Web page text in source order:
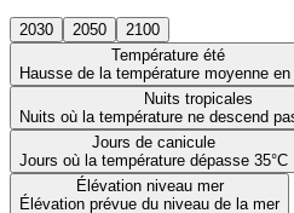
2030 2050
2100
Température été
Hausse de la température moyenne
Nuits tropicales
Nuits où la température ne descend
Jours de canicule
Jours où la température dépasse 35°C
Élévation niveau mer
Élévation prévue du niveau de la mer